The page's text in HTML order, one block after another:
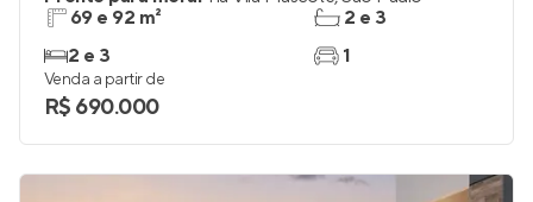
69 e 92 m²
2 e 3
2 e 3
1
Venda a partir de
R$ 690.000